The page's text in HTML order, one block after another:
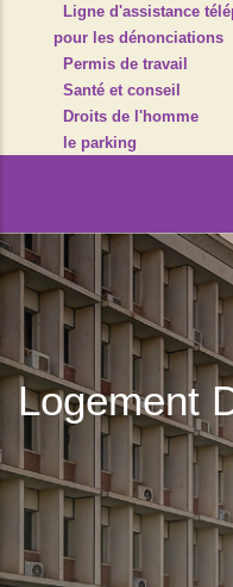
Ligne d'assistance
pour les dénonciations
Permis de travail
Santé et conseil
Droits de l'homme
le parking
Logement